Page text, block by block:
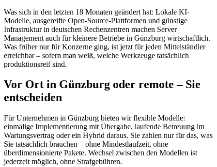
Was sich in den letzten 18 Monaten geändert hat: Lokale KI-
Modelle, ausgereifte Open-Source-Plattformen und günstige
Infrastruktur in deutschen Rechenzentren machen Server
Management auch für kleinere Betriebe in Günzburg wirtschaftlich.
Was früher nur für Konzerne ging, ist jetzt für jeden Mittelständler
erreichbar – sofern man weiß, welche Werkzeuge tatsächlich
produktionsreif sind.
Vor Ort in Günzburg oder remote – Sie
entscheiden
Für Unternehmen in Günzburg bieten wir flexible Modelle:
einmalige Implementierung mit Übergabe, laufende Betreuung im
Wartungsvertrag oder ein Hybrid daraus. Sie zahlen nur für das, was
Sie tatsächlich brauchen – ohne Mindestlaufzeit, ohne
überdimensionierte Pakete. Wechsel zwischen den Modellen ist
jederzeit möglich, ohne Strafgebühren.